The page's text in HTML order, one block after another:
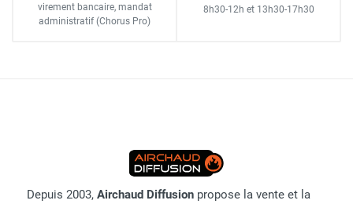
virement bancaire, mandat
administratif (Chorus Pro)
8h30-12h et 13h30-17h30
Depuis 2003, Airchaud Diffusion propose la vente et la